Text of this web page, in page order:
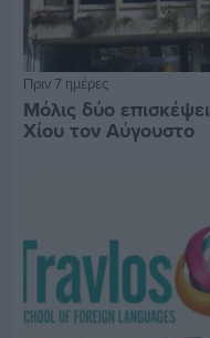
Πριν 7 ημέρες
Μόλις δύο
Χίου τον Αύγουστο